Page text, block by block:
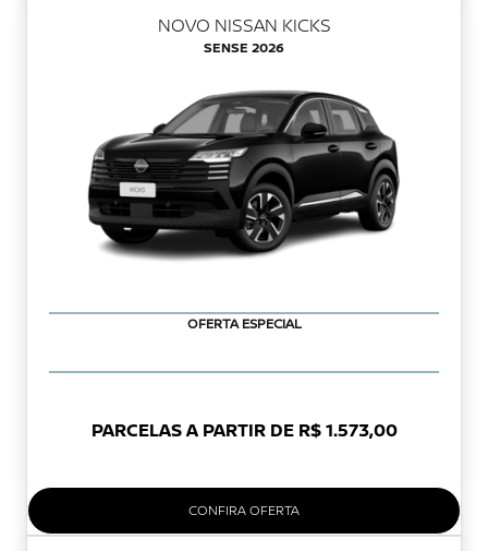
NOVO NISSAN KICKS
SENSE 2026
OFERTA ESPECIAL
PARCELAS A PARTIR DE R$ 1.573,00
CONFIRA OFERTA